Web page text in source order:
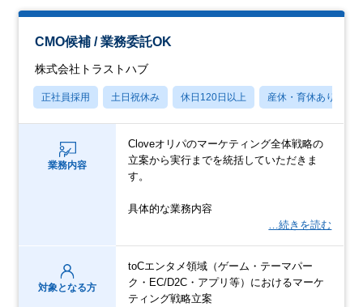
CMO候補 / 業務委託OK
株式会社トラストハブ
正社員採用 土日祝休み 休日120日以上 産休・育休あり
業務内容
Cloveオリパのマーケティング全体戦略の
立案から実行までを統括していただきま
す。
具体的な業務内容
…続きを読む
対象となる方
toCエンタメ領域（ゲーム・テーマパー
ク・EC/D2C・アプリ等）におけるマーケ
ティング戦略立案